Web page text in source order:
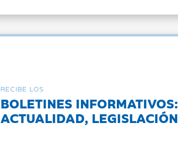
RECIBE LOS
BOLETINES INFORMATIVOS:
ACTUALIDAD,